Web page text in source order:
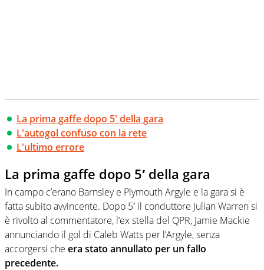
La prima gaffe dopo 5' della gara
L'autogol confuso con la rete
L'ultimo errore
La prima gaffe dopo 5′ della gara
In campo c’erano Barnsley e Plymouth Argyle e la gara si è
fatta subito avvincente. Dopo 5′ il conduttore Julian Warren si
è rivolto al commentatore, l’ex stella del QPR, Jamie Mackie
annunciando il gol di Caleb Watts per l’Argyle, senza
accorgersi che era stato annullato per un fallo
precedente.